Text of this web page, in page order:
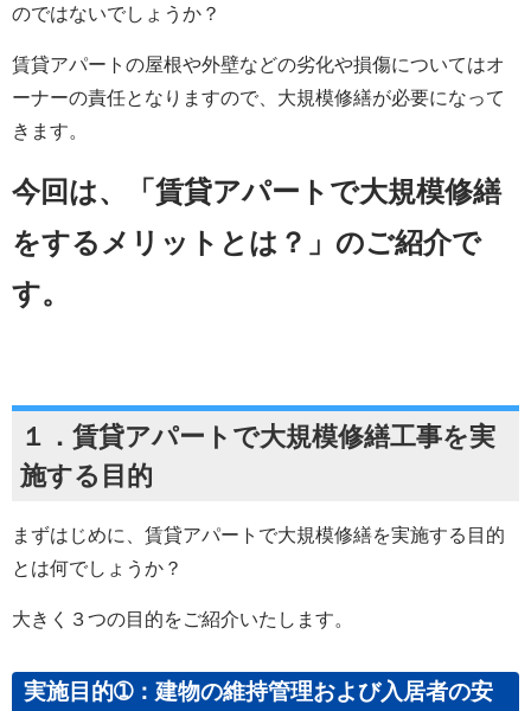
のではないでしょうか？
賃貸アパートの屋根や外壁などの劣化や損傷についてはオ
ーナーの責任となりますので、大規模修繕が必要になって
きます。
今回は、「賃貸アパートで大規模修繕
をするメリットとは？」のご紹介で
す。
１．賃貸アパートで大規模修繕工事を実
施する目的
まずはじめに、賃貸アパートで大規模修繕を実施する目的
とは何でしょうか？
大きく３つの目的をご紹介いたします。
実施目的➀：建物の維持管理および入居者の安